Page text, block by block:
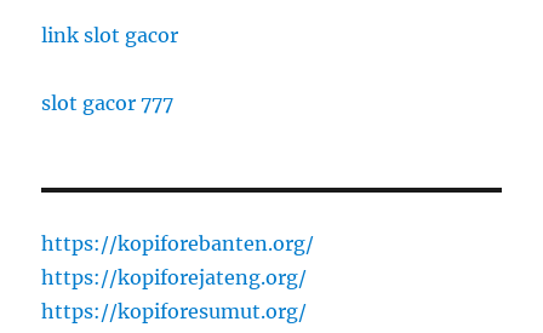
link slot gacor
slot gacor 777
https://kopiforebanten.org/
https://kopiforejateng.org/
https://kopiforesumut.org/